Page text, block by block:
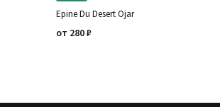
Epine Du Desert Ojar
от 280₽